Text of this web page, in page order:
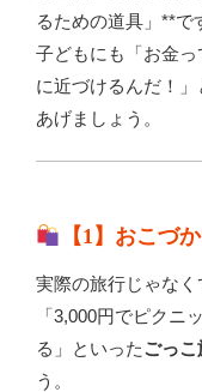
るための道具」**で
子どもにも「お金
に近づけるんだ！
あげましょう。
【1】おこづ
実際の旅行じゃなく
「3,000円でピクニ
る」といったごっ
う。